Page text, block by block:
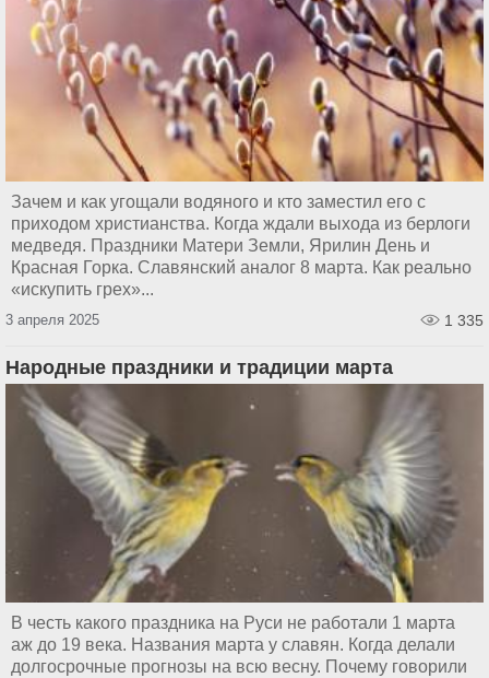
Зачем и как угощали водяного и кто заместил его с
приходом христианства. Когда ждали выхода из берлоги
медведя. Праздники Матери Земли, Ярилин День и
Красная Горка. Славянский аналог 8 марта. Как реально
«искупить грех»...
3 апреля 2025 1 335
Народные праздники и традиции марта
В честь какого праздника на Руси не работали 1 марта
аж до 19 века. Названия марта у славян. Когда делали
долгосрочные прогнозы на всю весну. Почему говорили